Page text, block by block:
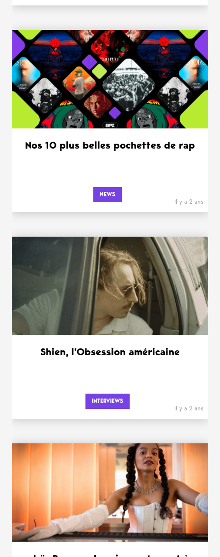
Nos 10 plus belles pochettes de rap
NEWS
il y a 2 ans
Shien, l’Obsession américaine
INTERVIEWS
il y a 2 ans